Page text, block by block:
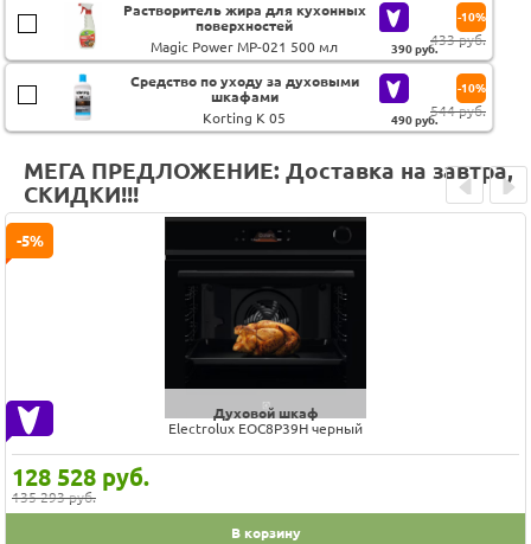
Растворитель жира для кухонных
поверхностей
Magic Power MP-021 500 мл
390руб.
433 руб.
-10%
Средство по уходу за духовыми
шкафами
Korting K 05
490руб.
544 руб.
-10%
МЕГА ПРЕДЛОЖЕНИЕ: Доставка на завтра,
СКИДКИ!!!
Духовой шкаф
Electrolux EOC8P39H черный
128 528 руб.
135 293 руб.
-5%
В корзину
Prev Next